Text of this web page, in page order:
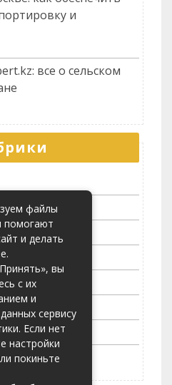
и
все о сельском
файлы
помогают
и делать
вы
с их
и
сервису
Если нет
настройки
покиньте